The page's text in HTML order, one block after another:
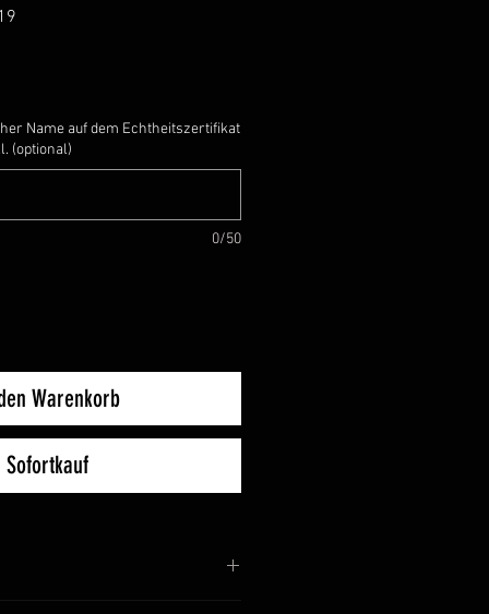
Name auf dem Echtheitszertifikat
(optional)
0/50
Warenkorb
Sofortkauf